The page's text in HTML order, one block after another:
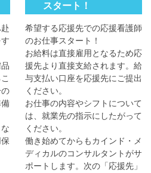
スタート！
希望する応援先での応援看護師
のお仕事スタート！
お給料は直接雇用となるため応
援先より直接支給されます。給
与支払い口座を応援先にご提出
ください。
お仕事の内容やシフトについて
は、就業先の指示にしたがって
ください。
働き始めてからもカインド・メ
ディカルのコンサルタントがサ
ポートします。次の「応援先」